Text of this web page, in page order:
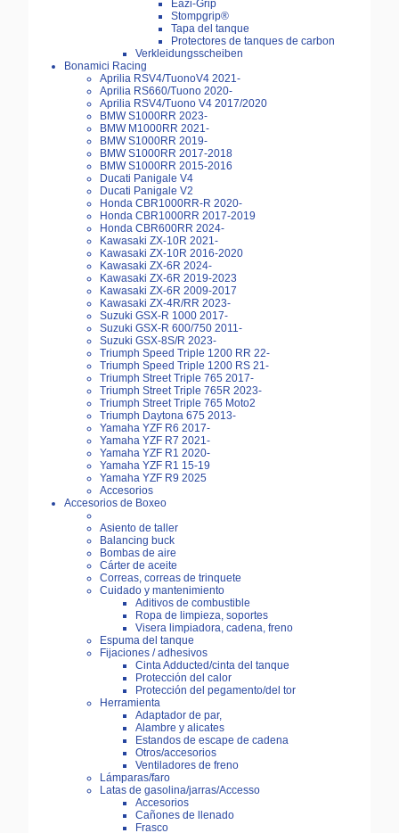
Eazi-Grip
Stompgrip®
Tapa del tanque
Protectores de tanques de carbon
Verkleidungsscheiben
Bonamici Racing
Aprilia RSV4/TuonoV4 2021-
Aprilia RS660/Tuono 2020-
Aprilia RSV4/Tuono V4 2017/2020
BMW S1000RR 2023-
BMW M1000RR 2021-
BMW S1000RR 2019-
BMW S1000RR 2017-2018
BMW S1000RR 2015-2016
Ducati Panigale V4
Ducati Panigale V2
Honda CBR1000RR-R 2020-
Honda CBR1000RR 2017-2019
Honda CBR600RR 2024-
Kawasaki ZX-10R 2021-
Kawasaki ZX-10R 2016-2020
Kawasaki ZX-6R 2024-
Kawasaki ZX-6R 2019-2023
Kawasaki ZX-6R 2009-2017
Kawasaki ZX-4R/RR 2023-
Suzuki GSX-R 1000 2017-
Suzuki GSX-R 600/750 2011-
Suzuki GSX-8S/R 2023-
Triumph Speed Triple 1200 RR 22-
Triumph Speed Triple 1200 RS 21-
Triumph Street Triple 765 2017-
Triumph Street Triple 765R 2023-
Triumph Street Triple 765 Moto2
Triumph Daytona 675 2013-
Yamaha YZF R6 2017-
Yamaha YZF R7 2021-
Yamaha YZF R1 2020-
Yamaha YZF R1 15-19
Yamaha YZF R9 2025
Accesorios
Accesorios de Boxeo
Asiento de taller
Balancing buck
Bombas de aire
Cárter de aceite
Correas, correas de trinquete
Cuidado y mantenimiento
Aditivos de combustible
Ropa de limpieza, soportes
Visera limpiadora, cadena, freno
Espuma del tanque
Fijaciones / adhesivos
Cinta Adducted/cinta del tanque
Protección del calor
Protección del pegamento/del tor
Herramienta
Adaptador de par,
Alambre y alicates
Estandos de escape de cadena
Otros/accesorios
Ventiladores de freno
Lámparas/faro
Latas de gasolina/jarras/Accesso
Accesorios
Cañones de llenado
Frasco